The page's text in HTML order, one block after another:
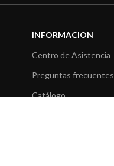
INFORMACION
Centro de Asistencia
Preguntas frecuentes
Catálogo